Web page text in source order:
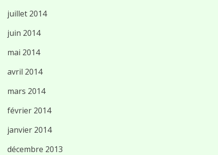
juillet 2014
juin 2014
mai 2014
avril 2014
mars 2014
février 2014
janvier 2014
décembre 2013